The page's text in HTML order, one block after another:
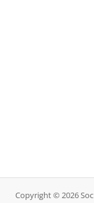
Copyright © 2026